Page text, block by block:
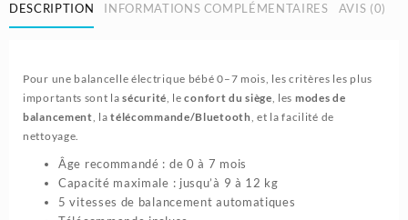
Avec
Télécommande
Pour
Bébé
0-
7mois
DESCRIPTION INFORMATIONS COMPLÉMENTAIRES AVIS (0)
Pour une balancelle électrique bébé 0–7 mois, les critères les plus
importants sont lasécurité , leconfort du siège , les modes de
balancement , latélécommande/Bluetooth , et la facilité de
nettoyage.
Âge recommandé : de 0 à 7 mois
Capacité maximale : jusqu’à 9 à 12 kg
5 vitesses de balancement automatiques